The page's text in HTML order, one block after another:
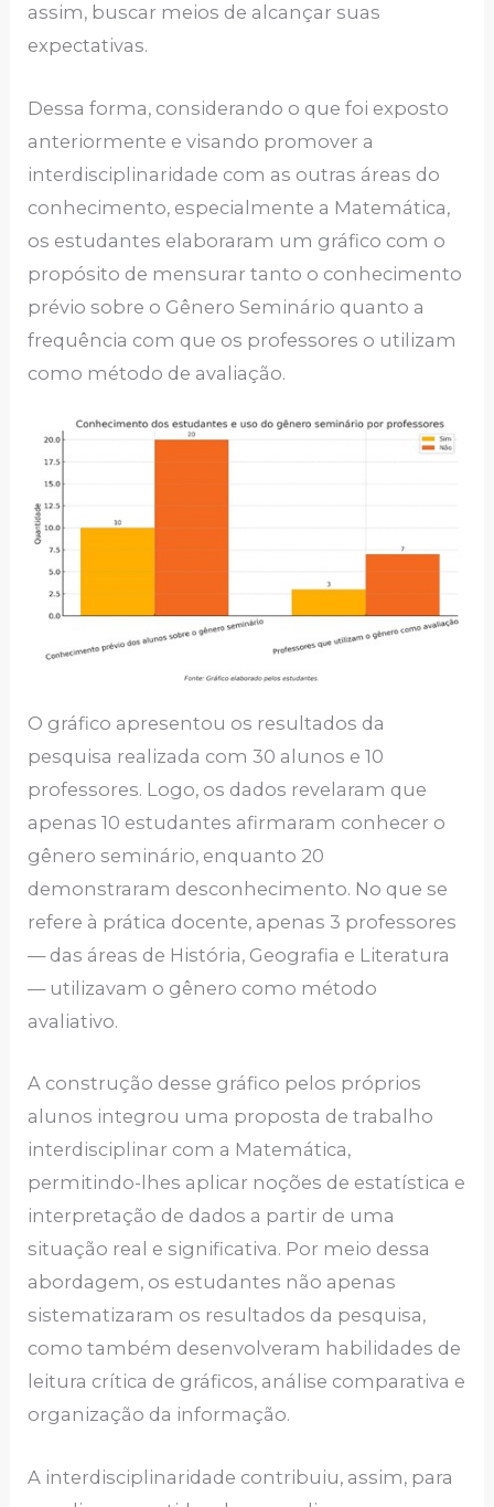
assim, buscar meios de alcançar suas
expectativas.
Dessa forma, considerando o que foi exposto
anteriormente e visando promover a
interdisciplinaridade com as outras áreas do
conhecimento, especialmente a Matemática,
os estudantes elaboraram um gráfico com o
propósito de mensurar tanto o conhecimento
prévio sobre o Gênero Seminário quanto a
frequência com que os professores o utilizam
como método de avaliação.
O gráfico apresentou os resultados da
pesquisa realizada com 30 alunos e 10
professores. Logo, os dados revelaram que
apenas 10 estudantes afirmaram conhecer o
gênero seminário, enquanto 20
demonstraram desconhecimento. No que se
refere à prática docente, apenas 3 professores
— das áreas de História, Geografia e Literatura
— utilizavam o gênero como método
avaliativo.
A construção desse gráfico pelos próprios
alunos integrou uma proposta de trabalho
interdisciplinar com a Matemática,
permitindo-lhes aplicar noções de estatística e
interpretação de dados a partir de uma
situação real e significativa. Por meio dessa
abordagem, os estudantes não apenas
sistematizaram os resultados da pesquisa,
como também desenvolveram habilidades de
leitura crítica de gráficos, análise comparativa e
organização da informação.
A interdisciplinaridade contribuiu, assim, para